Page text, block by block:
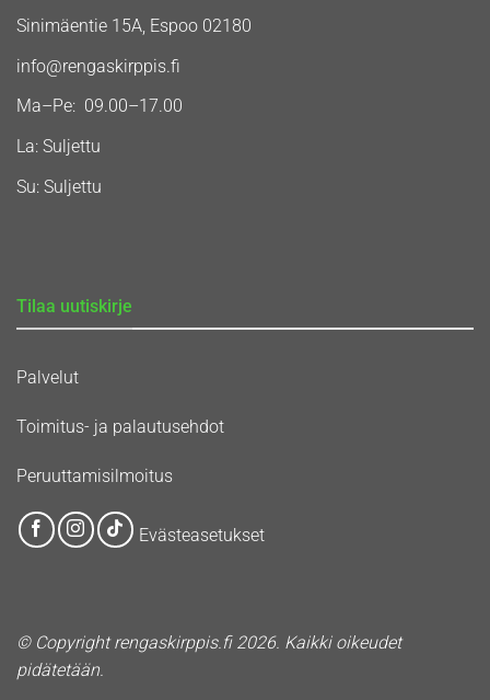
Sinimäentie 15A, Espoo 02180
info@rengaskirppis.fi
Ma–Pe: 09.00–17.00
La: Suljettu
Su: Suljettu
Tilaa uutiskirje
Palvelut
Toimitus- ja palautusehdot
Peruuttamisilmoitus
Evästeasetukset
© Copyright rengaskirppis.fi 2026. Kaikki oikeudet
pidätetään.